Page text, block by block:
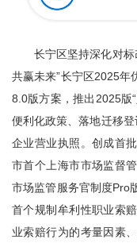
长宁区坚持深化对标
共赢未来”长宁区2025年
8.0版方案，推出2025版
便利化政策、落地迁移
企业营业执照。创成首
市首个上海市市场监督
市场监管服务官制度Pro
首个规制牟利性职业索
业索赔行为的考量因素